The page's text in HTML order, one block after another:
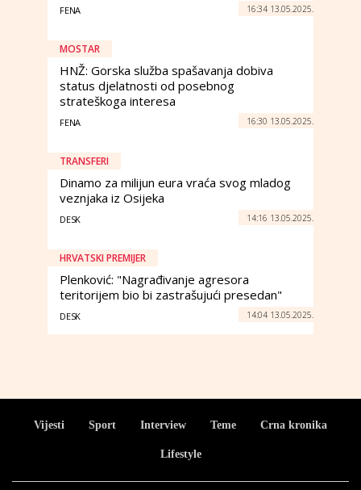
FENA 16:34 13.05.2025.
MOSTAR
HNŽ: Gorska služba spašavanja dobiva
status djelatnosti od posebnog
strateškoga interesa
FENA 16:30 13.05.2025.
TRANSFERI
Dinamo za milijun eura vraća svog mladog
veznjaka iz Osijeka
DESK 14:16 13.05.2025.
HRVATSKI PREMIJER
Plenković: "Nagrađivanje agresora
teritorijem bio bi zastrašujući presedan"
DESK 14:04 13.05.2025.
Vijesti Sport Interview Teme Crna kronika
Lifestyle